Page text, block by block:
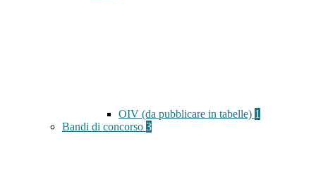
OIV (da pubblicare in tabelle) 1
Bandi di concorso 3